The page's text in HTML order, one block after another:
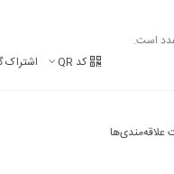
کد QR
اشتراک
علاقه‌مندی‌ها